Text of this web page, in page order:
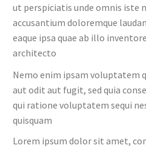
ut perspiciatis unde omnis iste
accusantium doloremque
eaque ipsa quae ab illo
architecto
Nemo enim ipsam voluptatem
aut odit aut fugit, sed quia
qui ratione voluptatem sequi
quisquam
Lorem ipsum dolor sit amet,